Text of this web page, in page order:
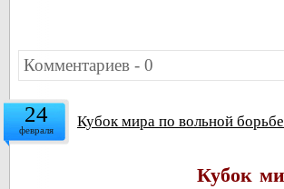
Комментариев - 0
24
февраля Кубок мира по вольной
Кубок